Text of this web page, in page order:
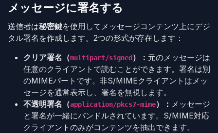
メッセージに署名する
送信者は秘密鍵を使用してメッセージコンテンツ上にデジ
タル署名を作成します。2つの形式が存在します：
クリア署名（multipart/signed ）： 元のメッセージは
任意のクライアントで読むことができます。署名は別
のMIMEパートです。非S/MIMEクライアントはメッ
セージを通常表示し、署名を無視します。
不透明署名（application/pkcs7-mime）： メッセージ
と署名が一緒にバンドルされています。S/MIME対応
クライアントのみがコンテンツを抽出できます。